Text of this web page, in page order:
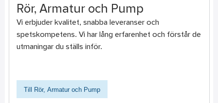
Rör, Armatur och Pump
Vi erbjuder kvalitet, snabba leveranser och
spetskompetens. Vi har lång erfarenhet och förstår de
utmaningar du ställs inför.
Till Rör, Armatur och Pump